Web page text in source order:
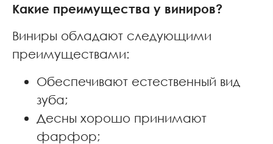
Какие преимущества у виниров?
Виниры обладают следующими
преимуществами:
Обеспечивают естественный вид
зуба;
Десны хорошо принимают
фарфор;